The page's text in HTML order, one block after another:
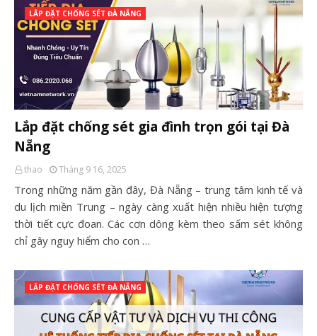
LẮP ĐẶT CHỐNG SÉT ĐÀ NẴNG
Lắp đặt chống sét gia đình trọn gói tại Đà
Nẵng
thao Tháng 9 16, 2025
Trong những năm gần đây, Đà Nẵng – trung tâm kinh tế và
du lịch miền Trung – ngày càng xuất hiện nhiều hiện tượng
thời tiết cực đoan. Các cơn dông kèm theo sấm sét không
chỉ gây nguy hiểm cho con …
LẮP ĐẶT CHỐNG SÉT ĐÀ NẴNG